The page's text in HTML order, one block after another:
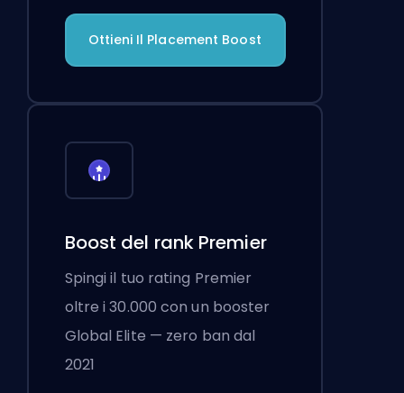
Ottieni Il Placement Boost
Boost del rank Premier
Spingi il tuo rating Premier
oltre i 30.000 con un booster
Global Elite — zero ban dal
2021